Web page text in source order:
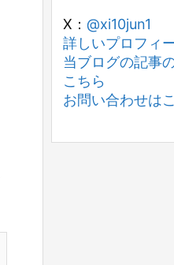
X： @xi10jun1
詳しいプロフィ
当ブログの記事
こちら
お問い合わせは